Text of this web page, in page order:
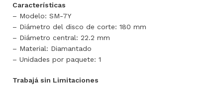
Características
– Modelo: SM-7Y
– Diámetro del disco de corte: 180 mm
– Diámetro central: 22.2 mm
– Material: Diamantado
– Unidades por paquete: 1
Trabajá sin Limitaciones